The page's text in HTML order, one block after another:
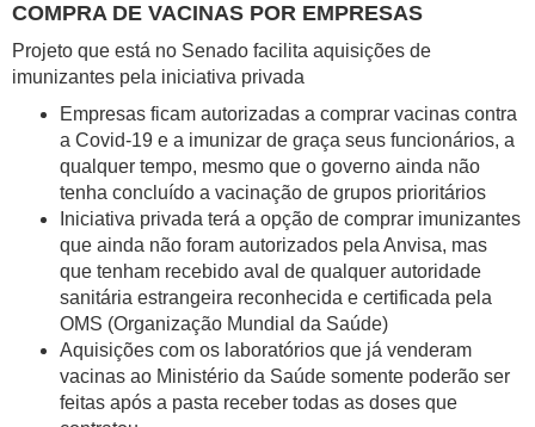
COMPRA DE VACINAS POR EMPRESAS
Projeto que está no Senado facilita aquisições de
imunizantes pela iniciativa privada
​Empresas ficam autorizadas a comprar vacinas contra
a Covid-19 e a imunizar de graça seus funcionários, a
qualquer tempo, mesmo que o governo ainda não
tenha concluído a vacinação de grupos prioritários
Iniciativa privada terá a opção de comprar imunizantes
que ainda não foram autorizados pela Anvisa, mas
que tenham recebido aval de qualquer autoridade
sanitária estrangeira reconhecida e certificada pela
OMS (Organização Mundial da Saúde)
Aquisições com os laboratórios que já venderam
vacinas ao Ministério da Saúde somente poderão ser
feitas após a pasta receber todas as doses que